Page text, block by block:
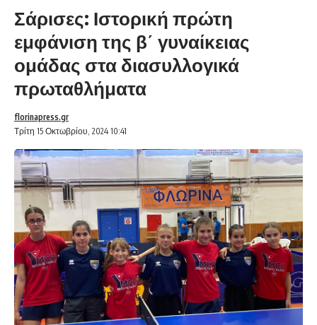
Σάρισες: Ιστορική πρώτη
εμφάνιση της β΄ γυναίκειας
ομάδας στα διασυλλογικά
πρωταθλήματα
Τρίτη 15 Οκτωβρίου, 2024 10:41
florinapress.gr